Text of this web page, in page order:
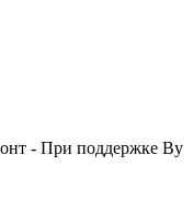
- При поддержке By